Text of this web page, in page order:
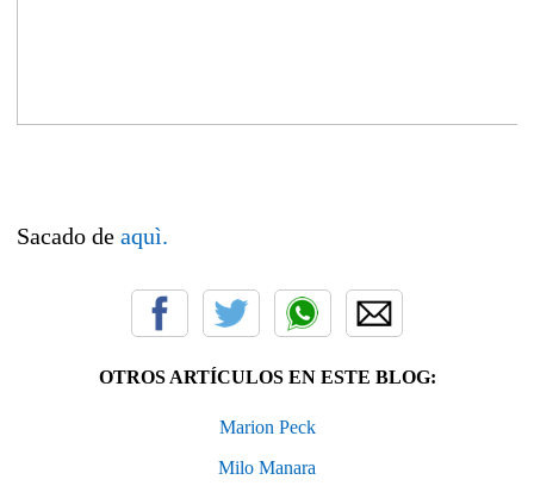
Sacado de aquì.
OTROS ARTÍCULOS EN ESTE BLOG:
Marion Peck
Milo Manara